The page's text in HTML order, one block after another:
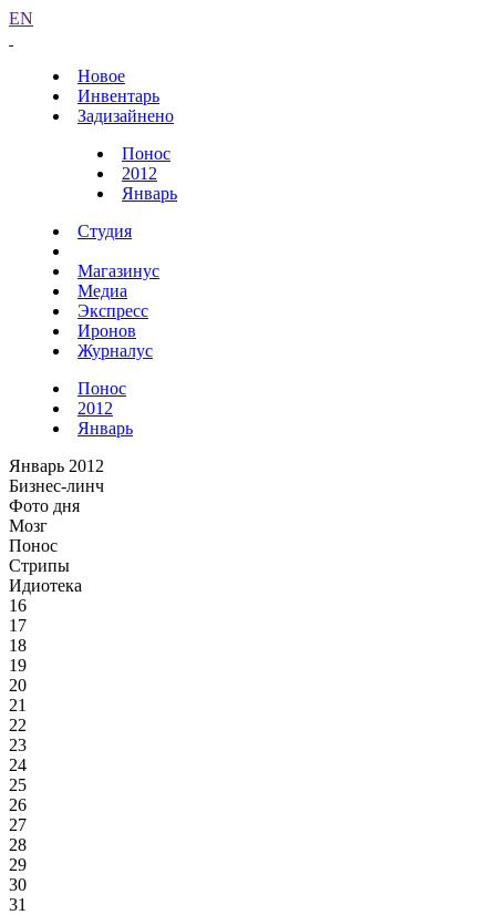
EN
Новое
Инвентарь
Задизайнено
Понос
2012
Январь
Студия
Магазинус
Медиа
Экспресс
Иронов
Журналус
Понос
2012
Январь
Январь 2012
Бизнес-линч
Фото дня
Мозг
Понос
Стрипы
Идиотека
16
17
18
19
20
21
22
23
24
25
26
27
28
29
30
31